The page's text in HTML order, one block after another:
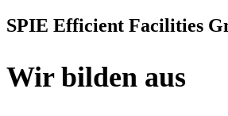
SPIE Efficient Facilities
Wir bilden aus